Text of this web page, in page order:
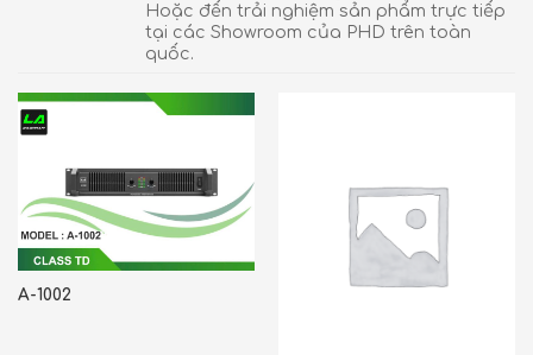
Hoặc đến trải nghiệm sản phẩm trực tiếp
tại các Showroom của PHD trên toàn
quốc.
A-1002